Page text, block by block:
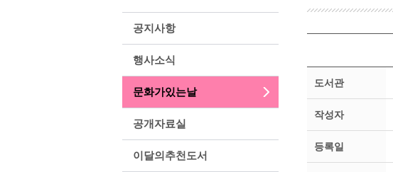
공지사항
행사소식
문화가있는날
공개자료실
이달의추천도서
도서관
작성자
등록일